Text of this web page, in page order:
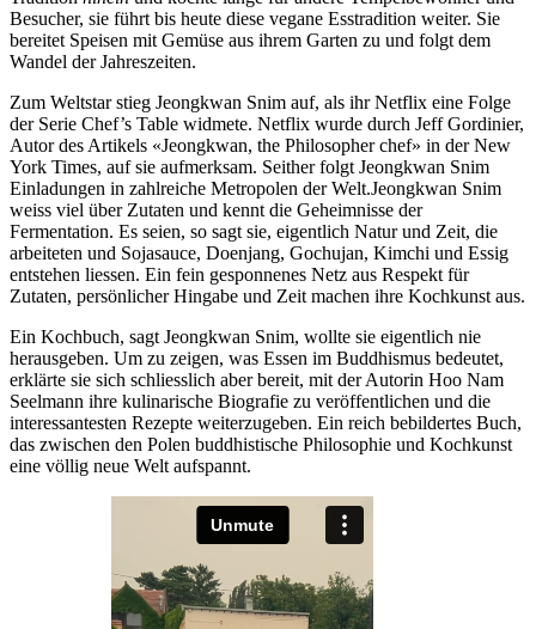
Besucher, sie führt bis heute diese vegane Esstradition weiter. Sie
bereitet Speisen mit Gemüse aus ihrem Garten zu und folgt dem
Wandel der Jahreszeiten.
Zum Weltstar stieg Jeongkwan Snim auf, als ihr Netflix eine Folge
der Serie Chef’s Table widmete. Netflix wurde durch Jeff Gordinier,
Autor des Artikels «Jeongkwan, the Philosopher chef» in der New
York Times, auf sie aufmerksam. Seither folgt Jeongkwan Snim
Einladungen in zahlreiche Metropolen der Welt.Jeongkwan Snim
weiss viel über Zutaten und kennt die Geheimnisse der
Fermentation. Es seien, so sagt sie, eigentlich Natur und Zeit, die
arbeiteten und Sojasauce, Doenjang, Gochujan, Kimchi und Essig
entstehen liessen. Ein fein gesponnenes Netz aus Respekt für
Zutaten, persönlicher Hingabe und Zeit machen ihre Kochkunst aus.
Ein Kochbuch, sagt Jeongkwan Snim, wollte sie eigentlich nie
heraus­geben. Um zu zeigen, was Essen im Buddhismus bedeutet,
erklärte sie sich schliesslich aber bereit, mit der Autorin Hoo Nam
Seelmann ihre kulinarische Biografie zu veröffentlichen und die
interessantesten Rezepte weiterzugeben. Ein reich bebildertes Buch,
das zwischen den Polen buddhistische Philosophie und Kochkunst
eine völlig neue Welt aufspannt.